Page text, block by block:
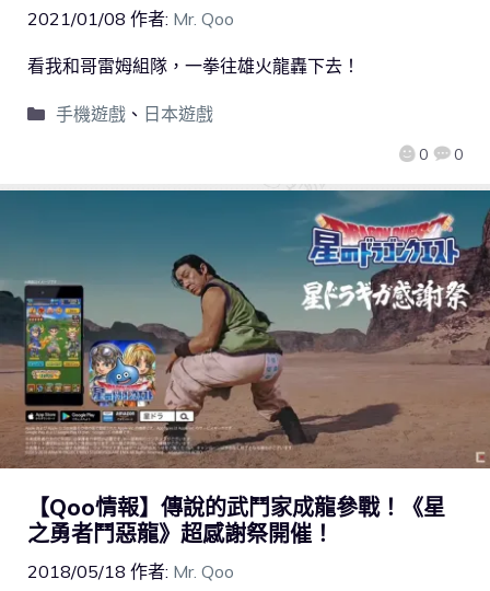
2021/01/08 作者: Mr. Qoo
0 0
看我和哥雷姆組隊，一拳往雄火龍轟下去！
手機遊戲、 日本遊戲
【Qoo情報】傳說的武鬥家成龍參戰！《星
之勇者鬥惡龍》超感謝祭開催！
2018/05/18 作者: Mr. Qoo